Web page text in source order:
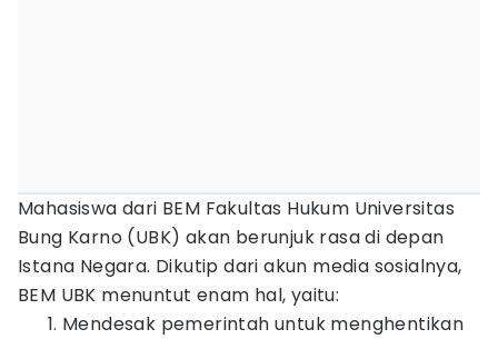
Mahasiswa dari BEM Fakultas Hukum Universitas
Bung Karno (UBK) akan berunjuk rasa di depan
Istana Negara. Dikutip dari akun media sosialnya,
BEM UBK menuntut enam hal, yaitu:
Mendesak pemerintah untuk menghentikan